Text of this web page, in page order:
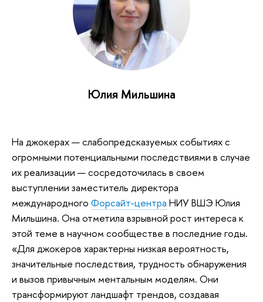
Юлия Мильшина
На джокерах — слабопредсказуемых событиях с
огромными потенциальными последствиями в случае
их реализации — сосредоточилась в своем
выступлении заместитель директора
международного Форсайт-центра НИУ ВШЭ Юлия
Мильшина. Она отметила взрывной рост интереса к
этой теме в научном сообществе в последние годы.
«Для джокеров характерны низкая вероятность,
значительные последствия, трудность обнаружения
и вызов привычным ментальным моделям. Они
трансформируют ландшафт трендов, создавая